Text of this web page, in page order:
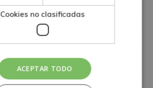
Cookies no clasificadas
ACEPTAR TODO